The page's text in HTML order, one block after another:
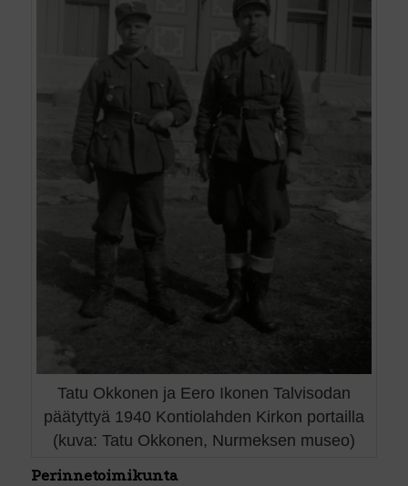
Tatu Okkonen ja Eero Ikonen Talvisodan
päätyttyä 1940 Kontiolahden Kirkon portailla
(kuva: Tatu Okkonen, Nurmeksen museo)
Perinnetoimikunta